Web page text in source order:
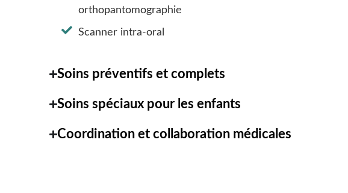
orthopantomographie
Scanner intra-oral
Soins préventifs et complets
Soins spéciaux pour les enfants
Coordination et collaboration médicales